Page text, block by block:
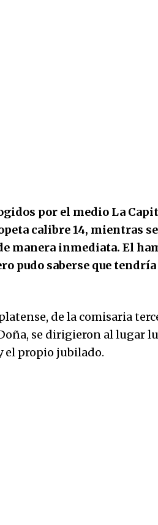
por el medio La
calibre 14, mientras
manera inmediata. El
pudo saberse que
de la comisaria
se dirigieron al lugar
el propio jubilado.